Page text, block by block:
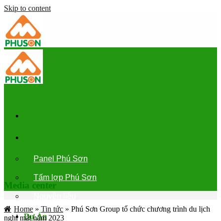
Skip to content
Panel Phú Sơn
Tấm lợp Phú Sơn
Dự Án
Media center
Home » Tin tức » Phú Sơn Group tổ chức chương trình du lịch
nghỉ mát năm 2023